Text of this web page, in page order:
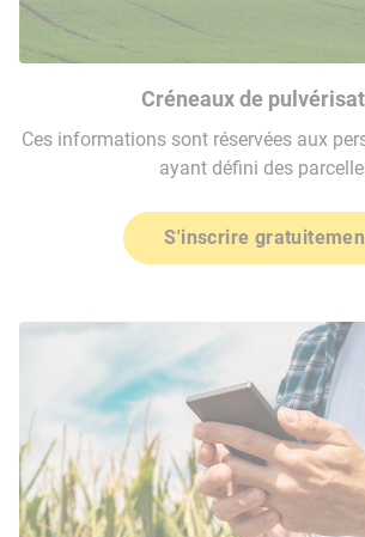
Créneaux de
Ces informations sont réservées aux
ayant défini des
S'inscrire